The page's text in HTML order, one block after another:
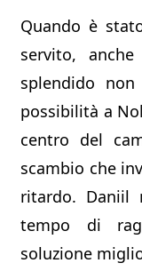
Quando è
servito,
splendido
possibilità a
centro del
scambio che
ritardo.
tempo di
soluzione